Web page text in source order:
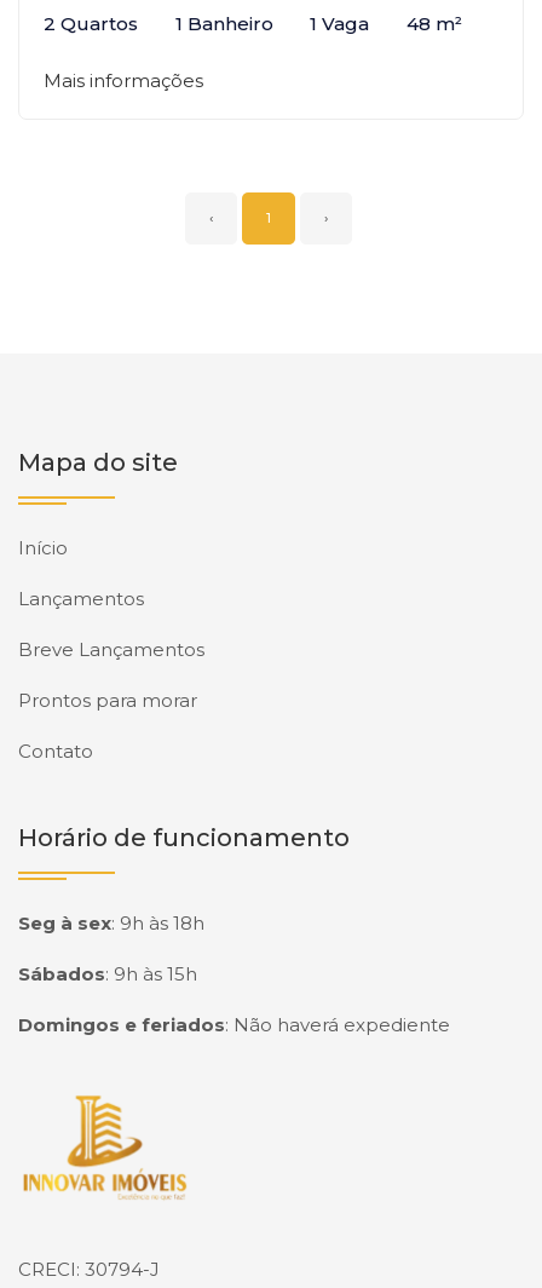
2 Quartos 1 Banheiro 1 Vaga 48 m²
Mais informações
‹ 1 ›
Mapa do site
Início
Lançamentos
Breve Lançamentos
Prontos para morar
Contato
Horário de funcionamento
Seg à sex: 9h às 18h
Sábados: 9h às 15h
Domingos e feriados: Não haverá expediente
Página inicial
CRECI: 30794-J